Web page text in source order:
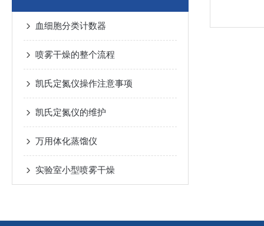
血细胞分类计数器
喷雾干燥的整个流程
凯氏定氮仪操作注意事项
凯氏定氮仪的维护
万用体化蒸馏仪
实验室小型喷雾干燥